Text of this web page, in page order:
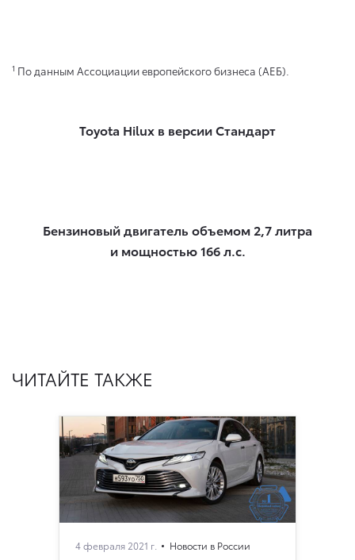
1 По данным Ассоциации европейского бизнеса (АЕБ).
Toyota Hilux в версии Стандарт
Бензиновый двигатель объемом 2,7 литра
и мощностью 166 л.с.
ЧИТАЙТЕ ТАКЖЕ
4 февраля 2021 г. Новости в России